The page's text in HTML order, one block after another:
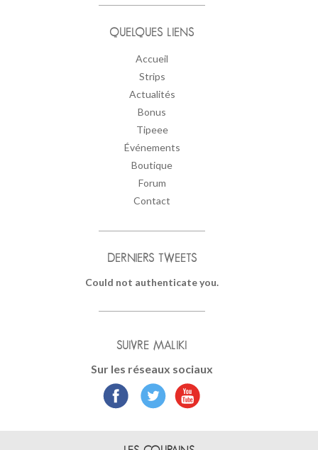
QUELQUES LIENS
Accueil
Strips
Actualités
Bonus
Tipeee
Événements
Boutique
Forum
Contact
DERNIERS TWEETS
Could not authenticate you.
SUIVRE MALIKI
Sur les réseaux sociaux